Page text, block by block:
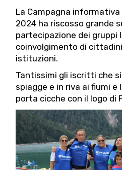
La Campagna
2024 ha riscosso grande
partecipazione dei gruppi
coinvolgimento di
istituzioni.
Tantissimi gli iscritti che
spiagge e in riva ai fiumi
porta cicche con il logo di